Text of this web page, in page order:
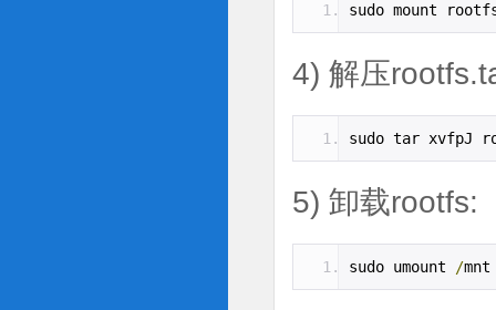
sudo mount
4) 解压
sudo tar xvfpJ
5) 卸载rootfs:
sudo umount /mnt